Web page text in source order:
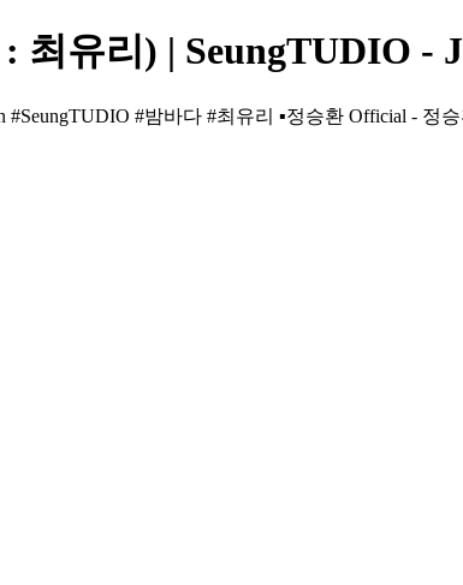
최유리) | SeungTUDIO -
#밤바다 #최유리 ▪️정승환 Official - 정승